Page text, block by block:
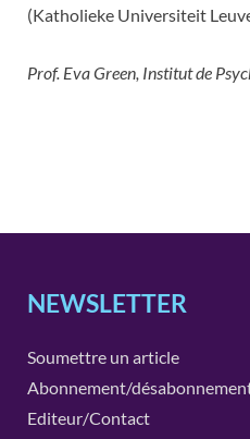
(Katholieke Universiteit
Prof. Eva Green, Institut de
NEWSLETTER
Soumettre un article
Abonnement/
Editeur/Contact